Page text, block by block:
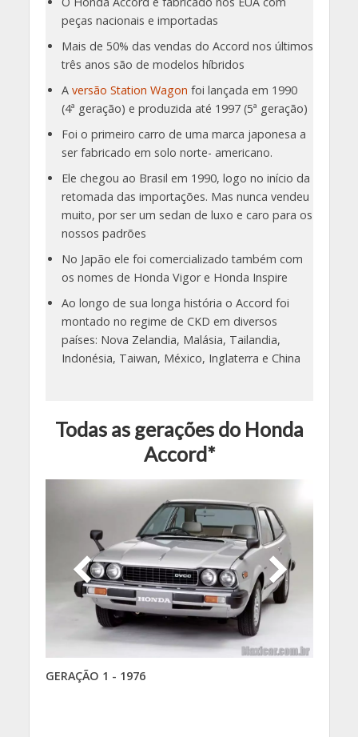
peças nacionais e importadas
Mais de 50% das vendas do Accord nos últimos
três anos são de modelos híbridos
A versão Station Wagon foi lançada em 1990
(4ª geração) e produzida até 1997 (5ª geração)
Foi o primeiro carro de uma marca japonesa a
ser fabricado em solo norte- americano.
Ele chegou ao Brasil em 1990, logo no início da
retomada das importações. Mas nunca vendeu
muito, por ser um sedan de luxo e caro para os
nossos padrões
No Japão ele foi comercializado também com
os nomes de Honda Vigor e Honda Inspire
Ao longo de sua longa história o Accord foi
montado no regime de CKD em diversos
países: Nova Zelandia, Malásia, Tailandia,
Indonésia, Taiwan, México, Inglaterra e China
Todas as gerações do Honda
Accord*
GERAÇÃO 1 - 1976